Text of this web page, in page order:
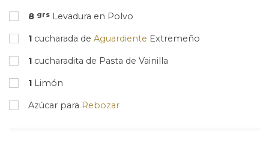
8 grs Levadura en Polvo
1 cucharada de Aguardiente Extremeño
1 cucharadita de Pasta de Vainilla
1 Limón
Azúcar para Rebozar